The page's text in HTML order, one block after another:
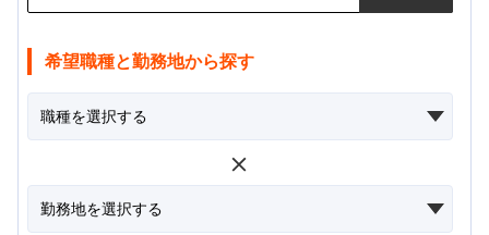
希望職種と勤務地から探す